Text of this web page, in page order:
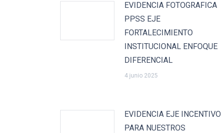
EVIDENCIA FOTOGRAFICA
PPSS EJE
FORTALECIMIENTO
INSTITUCIONAL ENFOQUE
DIFERENCIAL
4 junio 2025
EVIDENCIA EJE
PARA NUESTROS